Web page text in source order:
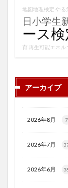
地図地理検定 やる
日小学生
ース検
育 再生可能エネル
アーカイブ
2026年8月 7
2026年7月
2026年6月